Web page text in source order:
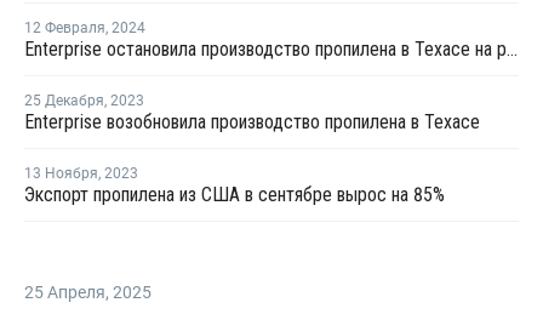
12 Февраля, 2024
Enterprise остановила производство пропилена в Техасе на ремонт
25 Декабря, 2023
Enterprise возобновила производство пропилена в Техасе
13 Ноября, 2023
Экспорт пропилена из США в сентябре вырос на 85%
25 Апреля, 2025